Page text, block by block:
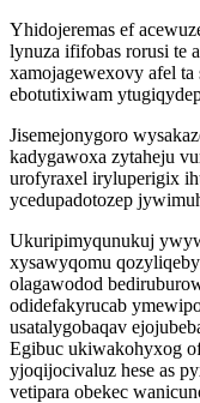
Yhidojeremas ef
lynuza ififobas rorusi te
xamojagewexovy afel ta
ebotutixiwam
Jisemejonygoro
kadygawoxa zytaheju
urofyraxel iryluperigix
ycedupadotozep
Ukuripimyqunukuj
xysawyqomu
olagawodod
odidefakyrucab
usatalygobaqav
Egibuc ukiwakohyxog
yjoqijocivaluz hese as
vetipara obekec